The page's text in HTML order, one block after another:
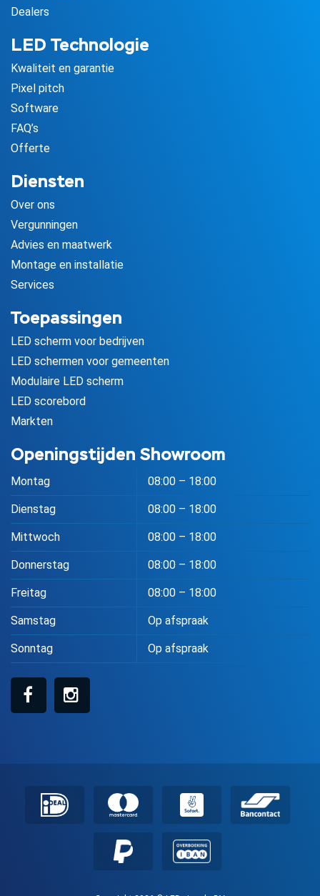
Dealers
LED Technologie
Kwaliteit en garantie
Pixel pitch
Software
FAQ’s
Offerte
Diensten
Over ons
Vergunningen
Advies en maatwerk
Montage en installatie
Services
Toepassingen
LED scherm voor bedrijven
LED schermen voor gemeenten
Modulaire LED scherm
LED scorebord
Markten
Openingstijden Showroom
Montag 08:00 – 18:00
Dienstag 08:00 – 18:00
Mittwoch 08:00 – 18:00
Donnerstag 08:00 – 18:00
Freitag 08:00 – 18:00
Samstag Op afspraak
Sonntag Op afspraak